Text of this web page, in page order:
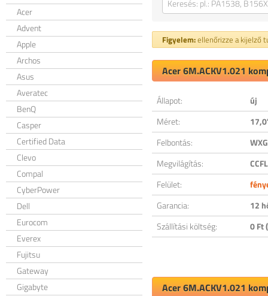
Acer
Advent
Apple
Archos
Asus
Averatec
BenQ
Casper
Certified Data
Clevo
Compal
CyberPower
Dell
Eurocom
Everex
Fujitsu
Gateway
Gigabyte
Figyelem:ellenőrizze a kijelző
Acer 6M.ACKV1.021
Állapot:
új
Méret:
Felbontás:
Megvilágítás:
CCFL
Felület:
Garancia:
12
Szállítási költség:
0 Ft
Acer 6M.ACKV1.021